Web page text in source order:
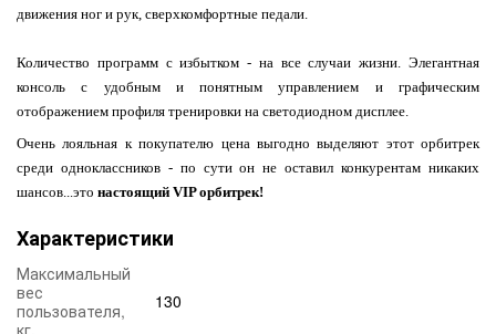
движения ног и рук, сверхкомфортные педали.
Количество программ с избытком - на все случаи жизни. Элегантная
консоль с удобным и понятным управлением и графическим
отображением профиля тренировки на светодиодном дисплее.
Очень лояльная к покупателю цена выгодно выделяют этот орбитрек
среди одноклассников - по сути он не оставил конкурентам никаких
шансов...это настоящий VIP орбитрек!
Характеристики
Максимальный
вес
пользователя,
130